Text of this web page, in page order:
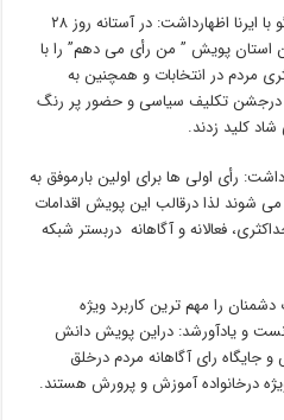
سالار قاسمی روز دوشنبه در گفت و گو با ایرنا اظهارداشت: در آستانه روز ۲۸
استان پویش ” من رأی می دهم” را با
مردم در انتخابات و همچنین به
تکلیف سیاسی و حضور پر رنگ
رأی اولی ها برای اولین بارموفق به
لذا درقالب این پویش اقدامات
فعالانه و آگاهانه دربستر شبکه
را مهم ترین کاربرد ویژه
و یادآورشد: دراین پویش دانش
جایگاه رای آگاهانه مردم درخلق